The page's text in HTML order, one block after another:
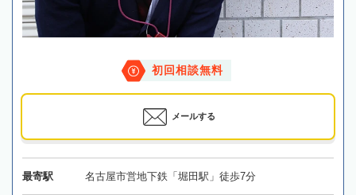
初回相談無料
メールする
最寄駅 名古屋市営地下鉄「堀田駅」徒歩7分